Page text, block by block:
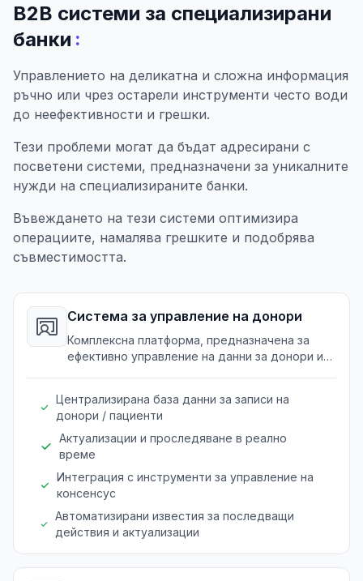
B2B системи за специализирани
банки :
Управлението на деликатна и сложна информация
ръчно или чрез остарели инструменти често води
до неефективности и грешки.
Тези проблеми могат да бъдат адресирани с
посветени системи, предназначени за уникалните
нужди на специализираните банки.
Въвеждането на тези системи оптимизира
операциите, намалява грешките и подобрява
съвместимостта.
Система за управление на донори
Комплексна платформа, предназначена за
ефективно управление на данни за донори и
Централизирана база данни за записи на
донори / пациенти
Актуализации и проследяване в реално
време
Интеграция с инструменти за управление на
консенсус
Автоматизирани известия за последващи
действия и актуализации